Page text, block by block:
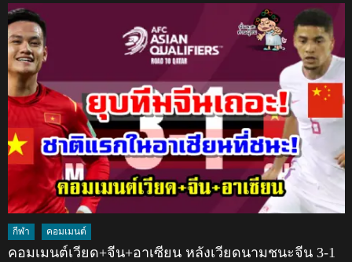
กีฬา คอมเมนต์
คอมเมนต์เวียด+จีน+อาเซียน หลังเวียดนามชนะจีน 3-1